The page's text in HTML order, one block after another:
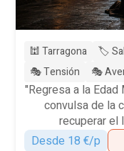
🕍 Tarragona 🏷️
🎭 Tensión
🎭
"Regresa a la Edad
convulsa de la
recuperar el
Desde 18 €/p